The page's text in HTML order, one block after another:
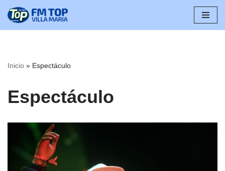
Inicio » Espectáculo
Espectáculo